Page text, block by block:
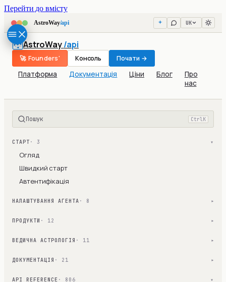
Перейти до вмісту
AstroWay/api UK
AstroWay/api
Платформа Документація Ціни Блог
Про
нас
🚀 Founders' Консоль Почати →
Пошук Ctrl K
СТАРТ · 3 ▾
Огляд
Швидкий старт
Автентифікація
НАЛАШТУВАННЯ АГЕНТА · 8 ▾
ПРОДУКТИ · 12 ▾
ВЕДИЧНА АСТРОЛОГІЯ · 11 ▾
ДОКУМЕНТАЦІЯ · 21 ▾
API REFERENCE · 806 ▾